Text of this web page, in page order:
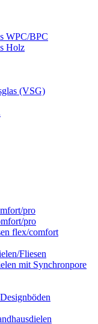
WPC/BPC
Holz
(VSG)
pro
pro
flex/comfort
Fliesen
mit Synchronpore